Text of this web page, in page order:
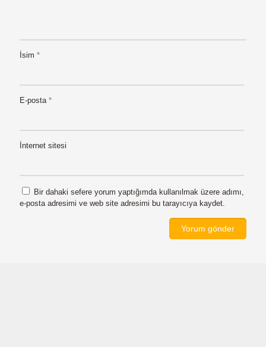
İsim *
E-posta *
İnternet sitesi
Bir dahaki sefere yorum yaptığımda kullanılmak üzere adımı,
e-posta adresimi ve web site adresimi bu tarayıcıya kaydet.